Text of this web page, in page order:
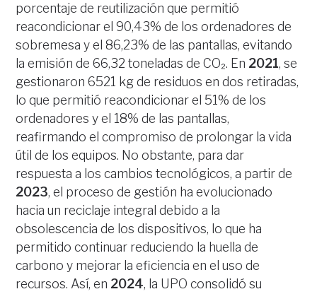
porcentaje de reutilización que permitió
reacondicionar el 90,43% de los ordenadores de
sobremesa y el 86,23% de las pantallas, evitando
la emisión de 66,32 toneladas de CO₂. En 2021, se
gestionaron 6521 kg de residuos en dos retiradas,
lo que permitió reacondicionar el 51% de los
ordenadores y el 18% de las pantallas,
reafirmando el compromiso de prolongar la vida
útil de los equipos. No obstante, para dar
respuesta a los cambios tecnológicos, a partir de
2023, el proceso de gestión ha evolucionado
hacia un reciclaje integral debido a la
obsolescencia de los dispositivos, lo que ha
permitido continuar reduciendo la huella de
carbono y mejorar la eficiencia en el uso de
recursos. Así, en 2024, la UPO consolidó su